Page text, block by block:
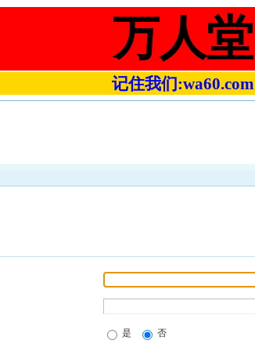
万人堂
记住我们:wa60.com
是 否